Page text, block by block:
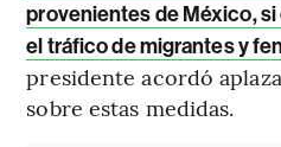
provenientes de México,
el tráfico de migrantes y
presidente acordó
sobre estas medidas.